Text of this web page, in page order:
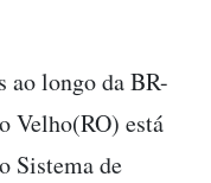
ao longo da BR-
Velho(RO) está
Sistema de